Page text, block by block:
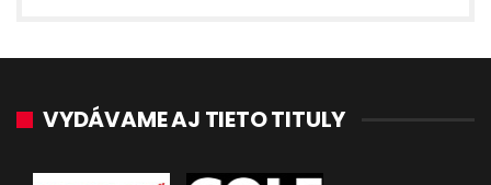
VYDÁVAME AJ TIETO TITULY